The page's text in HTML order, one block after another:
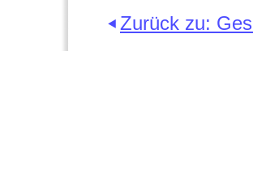
Zurück zu: